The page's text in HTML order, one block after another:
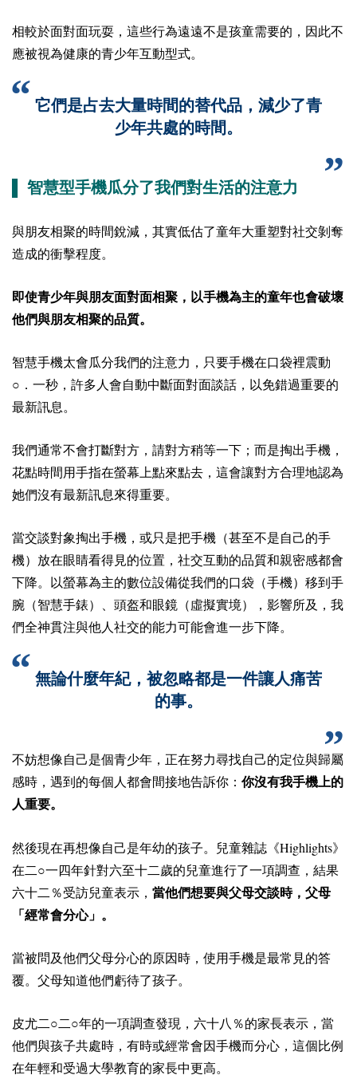
相較於面對面玩耍，這些行為遠遠不是孩童需要的，因此不
應被視為健康的青少年互動型式。
它們是占去大量時間的替代品，減少了青
少年共處的時間。
▌ 智慧型手機瓜分了我們對生活的注意力
與朋友相聚的時間銳減，其實低估了童年大重塑對社交剝奪
造成的衝擊程度。
即使青少年與朋友面對面相聚，以手機為主的童年也會破壞
他們與朋友相聚的品質。
智慧手機太會瓜分我們的注意力，只要手機在口袋裡震動
○．一秒，許多人會自動中斷面對面談話，以免錯過重要的
最新訊息。
我們通常不會打斷對方，請對方稍等一下；而是掏出手機，
花點時間用手指在螢幕上點來點去，這會讓對方合理地認為
她們沒有最新訊息來得重要。
當交談對象掏出手機，或只是把手機（甚至不是自己的手
機）放在眼睛看得見的位置，社交互動的品質和親密感都會
下降。以螢幕為主的數位設備從我們的口袋（手機）移到手
腕（智慧手錶）、頭盔和眼鏡（虛擬實境），影響所及，我
們全神貫注與他人社交的能力可能會進一步下降。
無論什麼年紀，被忽略都是一件讓人痛苦
的事。
不妨想像自己是個青少年，正在努力尋找自己的定位與歸屬
感時，遇到的每個人都會間接地告訴你： 你沒有我手機上的
人重要。
然後現在再想像自己是年幼的孩子。兒童雜誌《Highlights》
在二○一四年針對六至十二歲的兒童進行了一項調查，結果
六十二％受訪兒童表示， 當他們想要與父母交談時，父母
「經常會分心」。
當被問及他們父母分心的原因時，使用手機是最常見的答
覆。父母知道他們虧待了孩子。
皮尤二○二○年的一項調查發現，六十八％的家長表示，當
他們與孩子共處時，有時或經常會因手機而分心，這個比例
在年輕和受過大學教育的家長中更高。